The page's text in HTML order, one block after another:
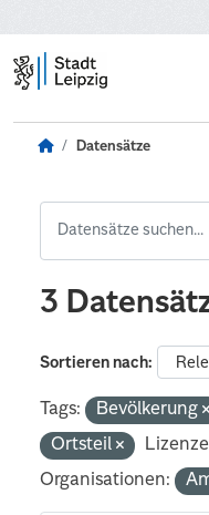
Datensätze
3
Sortieren nach
Tags: Bevölkerung
Ortsteil
Organisationen: